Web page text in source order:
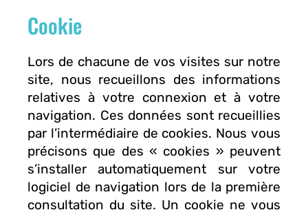
Cookie
Lors de chacune de vos visites sur notre
site, nous recueillons des informations
relatives à votre connexion et à votre
navigation. Ces données sont recueillies
par l’intermédiaire de cookies. Nous vous
précisons que des « cookies » peuvent
s’installer automatiquement sur votre
logiciel de navigation lors de la première
consultation du site. Un cookie ne vous